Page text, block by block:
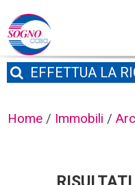
EFFETTUA LA
Home / Immobili /